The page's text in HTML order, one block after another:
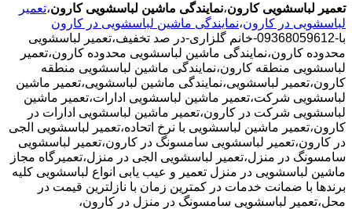
تعمیر لباسشویی کارون،نمایندگی ماشین لباسشویی کارون،تعمیر
لباسشویی در کارون،نمایندگی ماشین لباسشویی در کارون
با-09368059612-خانم گلزاری-در صد تخفیف،تعمیر لباسشویی
محدوده کارون،نمایندگی ماشین لباسشویی محدوده کارون،تعمیر
لباسشویی منطقه کارون،نمایندگی ماشین لباسشویی منطقه
کارون،تعمیر لباسشویی،نمایندگی ماشین لباسشویی،تعمیر ماشین
لباسشویی شرکت،تعمیر ماشین لباسشویی ادارات،تعمیر ماشین
لباسشویی شرکت در کارون،تعمیر ماشین لباسشویی ادارات در
کارون،تعمیر ماشین لباسشویی با نرخ اتحاده،تعمیر لباسشویی الجی
در کارون،تعمیر لباسشویی سامسونگ در کارون،تعمیر لباسشویی
سامسونگ در منزل،تعمیر لباسشویی الجی در منزل،تعمیرگاه مجاز
ماشین لباسشویی در منزل تعمیر و عیب یابی انواع لباسشویی کلیه
برندها با ضمانت خدمات در کمترین زمان با نازلترین قیمت در
محل،تعمیر لباسشویی سامسونگ در منزل در کارون،